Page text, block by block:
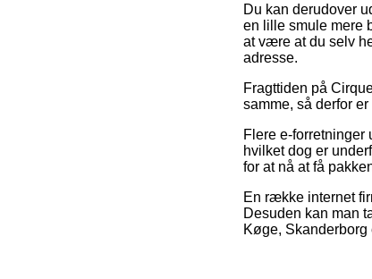
Du kan derudover
en lille smule mere
at være at du selv
adresse.
Fragttiden på
samme, så derfor
Flere e-forretninger
hvilket dog er
for at nå at få
En række internet
Desuden kan man
Køge,